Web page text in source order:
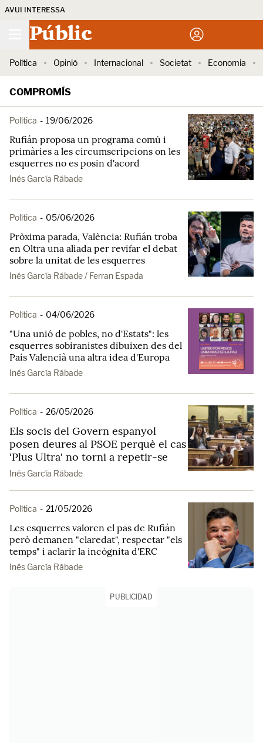
AVUI INTERESSA
Públic
Política Opinió Internacional Societat Economia
COMPROMÍS
Política - 19/06/2026
Rufián proposa un programa comú i
primàries a les circumscripcions on les
esquerres no es posin d'acord
Inés García Rábade
Política - 05/06/2026
Pròxima parada, València: Rufián troba
en Oltra una aliada per revifar el debat
sobre la unitat de les esquerres
Inés García Rábade / Ferran Espada
Política - 04/06/2026
"Una unió de pobles, no d'Estats": les
esquerres sobiranistes dibuixen des del
País Valencià una altra idea d'Europa
Inés García Rábade
Política - 26/05/2026
Els socis del Govern espanyol
posen deures al PSOE perquè el cas
'Plus Ultra' no torni a repetir-se
Inés García Rábade
Política - 21/05/2026
Les esquerres valoren el pas de Rufián
però demanen "claredat", respectar "els
temps" i aclarir la incògnita d'ERC
Inés García Rábade
PUBLICIDAD